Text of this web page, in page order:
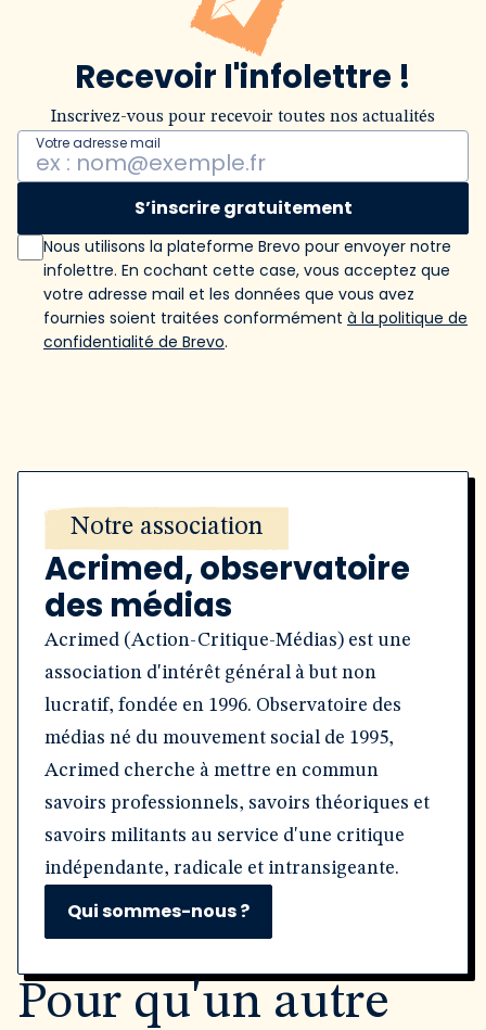
Recevoir l'infolettre !
Inscrivez-vous pour recevoir toutes nos actualités
Votre adresse mail
S’inscrire gratuitement
Nous utilisons la plateforme Brevo pour envoyer notre
infolettre. En cochant cette case, vous acceptez que
votre adresse mail et les données que vous avez
fournies soient traitées conformément à la politique de
confidentialité de Brevo.
Notre association
Acrimed, observatoire
des médias
Acrimed (Action-Critique-Médias) est une
association d'intérêt général à but non
lucratif, fondée en 1996. Observatoire des
médias né du mouvement social de 1995,
Acrimed cherche à mettre en commun
savoirs professionnels, savoirs théoriques et
savoirs militants au service d'une critique
indépendante, radicale et intransigeante.
Qui sommes-nous ?
Pour qu'un autre